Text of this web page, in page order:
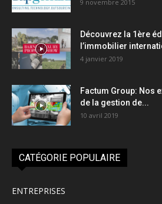
9 novembre 2015
Découvrez la 1ère
l’immobilier
4 janvier 2019
Factum Group: Nos
de la gestion de...
10 avril 2019
CATÉGORIE POPULAIRE
ENTREPRISES